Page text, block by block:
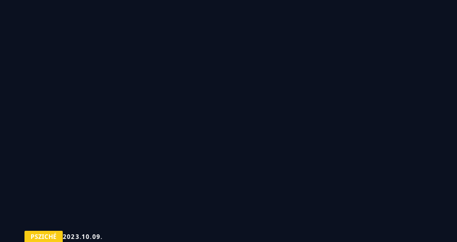
PSZICHÉ 2023.10.09.